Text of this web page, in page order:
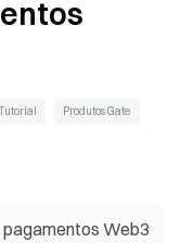
Produtos Gate
Web3